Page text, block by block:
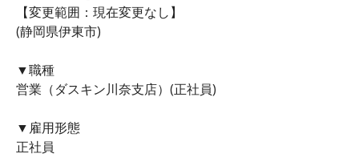
【変更範囲：現在変更なし】
(静岡県伊東市)
▼職種
営業（ダスキン川奈支店）(正社員)
▼雇用形態
正社員